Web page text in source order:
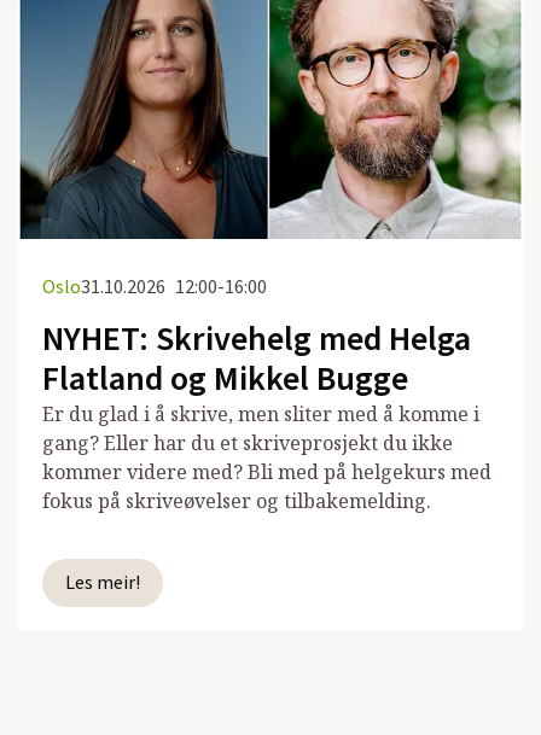
Oslo31.10.2026 12:00-16:00
NYHET: Skrivehelg med Helga
Flatland og Mikkel Bugge
Er du glad i å skrive, men sliter med å komme i
gang? Eller har du et skriveprosjekt du ikke
kommer videre med? Bli med på helgekurs med
fokus på skriveøvelser og tilbakemelding.
Les meir!